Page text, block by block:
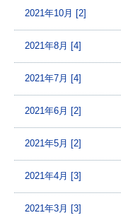
2021年10月 [2]
2021年8月 [4]
2021年7月 [4]
2021年6月 [2]
2021年5月 [2]
2021年4月 [3]
2021年3月 [3]